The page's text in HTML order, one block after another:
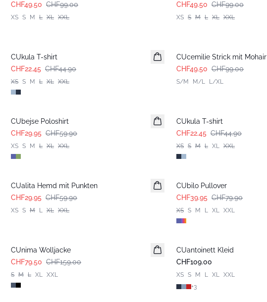
CHF49.50 CHF99.00
XS S M L XL XXL
CHF49.50 CHF99.00
XS S M L XL XXL
CUkula T-shirt
CHF22.45 CHF44.90
XS S M L XL XXL
CUcemilie Strick mit Mohair
CHF49.50 CHF99.00
S/M M/L L/XL
CUbejse Poloshirt
CHF29.95 CHF59.90
XS S M L XL XXL
CUkula T-shirt
CHF22.45 CHF44.90
XS S M L XL XXL
CUalita Hemd mit Punkten
CHF29.95 CHF59.90
XS S M L XL XXL
CUbilo Pullover
CHF39.95 CHF79.90
XS S M L XL XXL
CUnima Wolljacke
CHF79.50 CHF159.00
S M L XL XXL
CUantoinett Kleid
CHF109.00
XS S M L XL XXL
+3